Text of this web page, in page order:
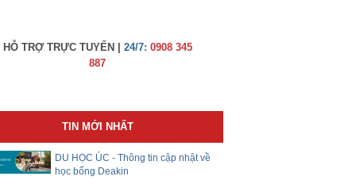
HỖ TRỢ TRỰC TUYẾN | 24/7: 0908 345
887
TIN MỚI NHẤT
DU HỌC ÚC - Thông tin cập nhật về
học bổng Deakin